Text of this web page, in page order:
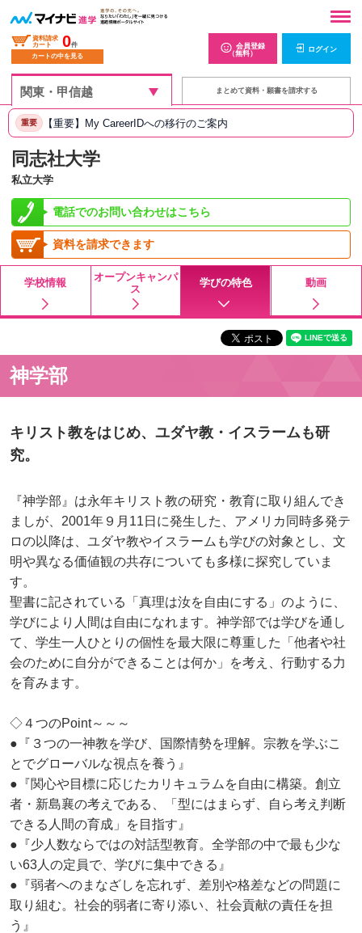
資料請求
カート
0件
カートの中を見る
会員登録
（無料）
ログイン
まとめて資料・願書を請求する
重要 【重要】My CareerIDへの移行のご案内
同志社大学
私立大学
電話でのお問い合わせはこちら
資料を請求できます
学校情報
オープンキャンパ
ス
学びの特色 動画
神学部
キリスト教をはじめ、ユダヤ教・イスラームも研
究。
『神学部』は永年キリスト教の研究・教育に取り組んでき
ましが、2001年９月11日に発生した、アメリカ同時多発テ
ロの以降は、ユダヤ教やイスラームも学びの対象とし、文
明や異なる価値観の共存についても多様に探究していま
す。
聖書に記されている「真理は汝を自由にする」のように、
学びにより人間は自由になれます。神学部では学びを通し
て、学生一人ひとりの個性を最大限に尊重した「他者や社
会のために自分ができることは何か」を考え、行動する力
を育みます。
◇４つのPoint～～～
●『３つの一神教を学び、国際情勢を理解。宗教を学ぶこ
とでグローバルな視点を養う』
●『関心や目標に応じたカリキュラムを自由に構築。創立
者・新島襄の考えである、「型にはまらず、自ら考え判断
できる人間の育成」を目指す』
●『少人数ならではの対話型教育。全学部の中で最も少な
い63人の定員で、学びに集中できる』
●『弱者へのまなざしを忘れず、差別や格差などの問題に
取り組む。社会的弱者に寄り添い、社会貢献の責任を担
う』